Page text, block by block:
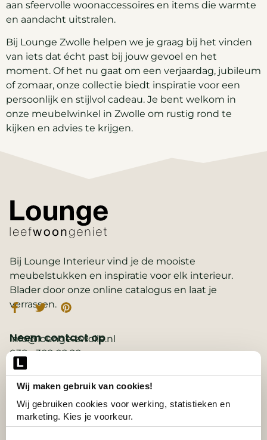
Wij maken gebruik van cookies!
Wij gebruiken cookies voor werking, statistieken en
marketing. Kies je voorkeur.
aan sfeervolle woonaccessoires en items die warmte
en aandacht uitstralen.
Bij Lounge Zwolle helpen we je graag bij het vinden
van iets dat écht past bij jouw gevoel en het
moment. Of het nu gaat om een verjaardag, jubileum
of zomaar, onze collectie biedt inspiratie voor een
persoonlijk en stijlvol cadeau. Je bent welkom in
onze meubelwinkel in Zwolle om rustig rond te
kijken en advies te krijgen.
Bij Lounge Interieur vind je de mooiste
meubelstukken en inspiratie voor elk interieur.
Blader door onze online catalogus en laat je
verrassen.
Belangrijke links
2D ontwerp
3D ontwerp
Collectie
Neem contact op
info@lounge-zwolle.nl
038 - 302 02 20
Anthony Fokkerstraat 3, 8013 NS Zwolle